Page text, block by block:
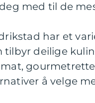
med til de
har et
tilbyr deilige
å velge